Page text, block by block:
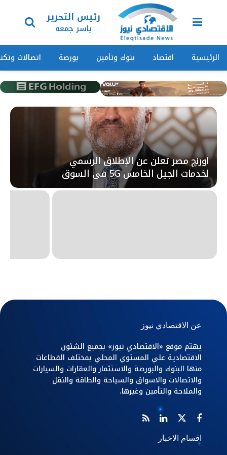
رئيس التحرير
ياسر جمعه
الرئيسية اقتصاد بنوك وتأمين بورصة اتصالات
اورنچ مصر تعلن عن الإطلاق الرسمي
لخدمات الجيل الخامس 5G في السوق
المصري
عن الاقتصادي نيوز
يهتم موقع «الاقتصادي نيوز» بجميع الشئون
الاقتصادية علي المستوي المحلي بمختلف القطاعات
منها البنوك والبورصة والاستثمار والعقارات والسيارات
والاتصالات والاسواق والسياحة والطاقة والنقل
والملاحة والتأمين وغيرها.
اقسام الاخبار